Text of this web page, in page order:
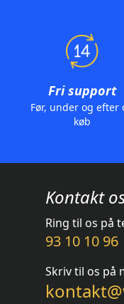
Fri support
Før, under og efter
køb
Kontakt
Ring til os på
93 10 10 96
Skriv til os på